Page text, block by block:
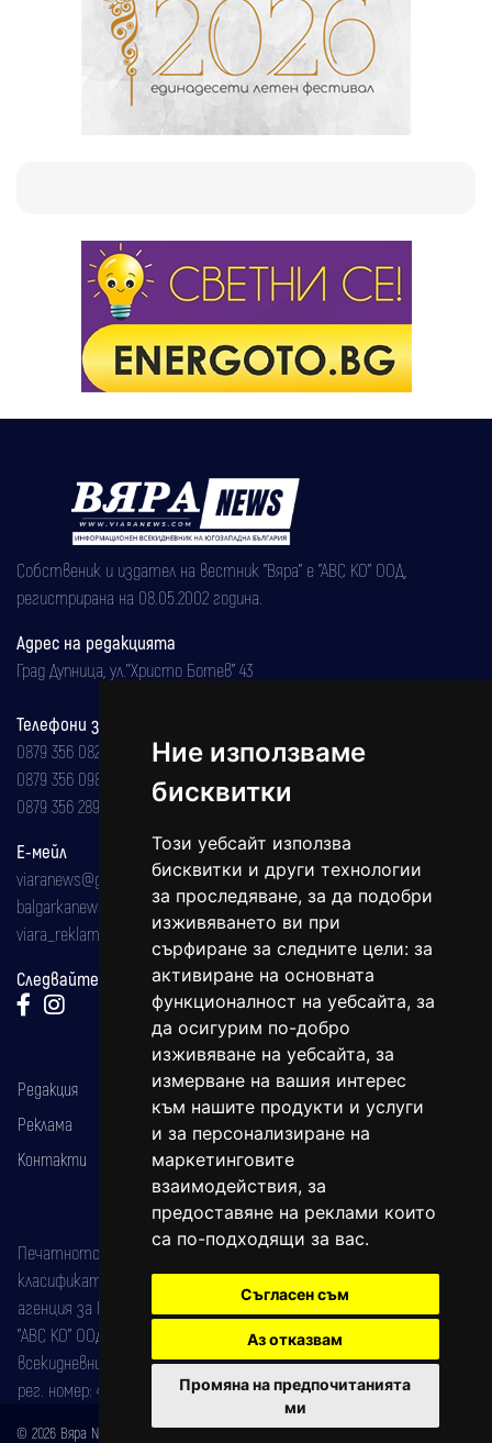
Ние използваме
бисквитки
Този уебсайт използва
бисквитки и други технологии
за проследяване, за да подобри
изживяването ви при
сърфиране за следните цели: за
активиране на основната
функционалност на уебсайта, за
да осигурим по-добро
изживяване на уебсайта, за
измерване на вашия интерес
към нашите продукти и услуги
и за персонализиране на
маркетинговите
взаимодействия, за
предоставяне на реклами които
са по-подходящи за вас.
Съгласен съм
Аз отказвам
Промяна на предпочитанията
ми
Собственик и издател на вестник "Вяра" е "АВС КО" ООД,
регистрирана на 08.05.2002 година.
Адрес на редакцията
Град Дупница, ул.''Христо Ботев" 43
Телефони за реклама и абонаменти
0879 356 082
0879 356 098
0879 356 289
Е-мейл
viaranews@gmail.com
balgarkanews@gmail.com
viara_reklama@mail.bg
Следвайте ни:
Редакция
Реклама
Контакти
Печатното издание на вестника е регистрирано в националния
класификатор на печатните издания (Българска национална
агенция за ISSN) под номер: ISSN 1312-4722.
"АВС КО" ООД е притежател на марката: Вяра информационен
всекидневник на югозападна България, със свидетелство за марка
рег. номер: 47857/11.05.2004 година.
© 2026 Вяра News Всички права запазени!